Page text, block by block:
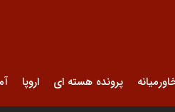
پرونده هسته ای اروپا